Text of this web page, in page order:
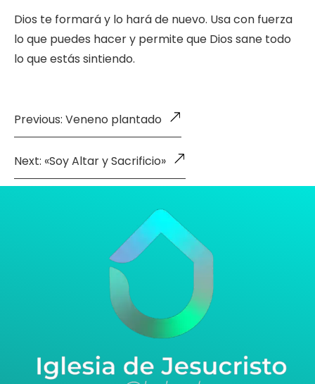
Dios te formará y lo hará de nuevo. Usa con fuerza
lo que puedes hacer y permite que Dios sane todo
lo que estás sintiendo.
Previous: Veneno plantado
Next: «Soy Altar y Sacrificio»